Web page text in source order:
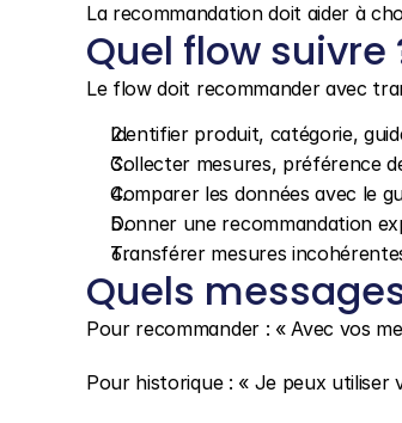
La recommandation doit aider à
Quel flow suivre
Le flow doit recommander avec
Identifier produit, catégorie,
Collecter mesures, préférence
Comparer les données avec le
Donner une recommandation
Transférer mesures
Quels
Pour recommander : « Avec vos
Pour historique : « Je peux